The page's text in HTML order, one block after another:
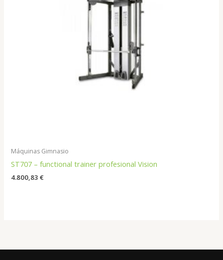
Máquinas Gimnasio
ST707 – functional trainer profesional Vision
4.800,83€